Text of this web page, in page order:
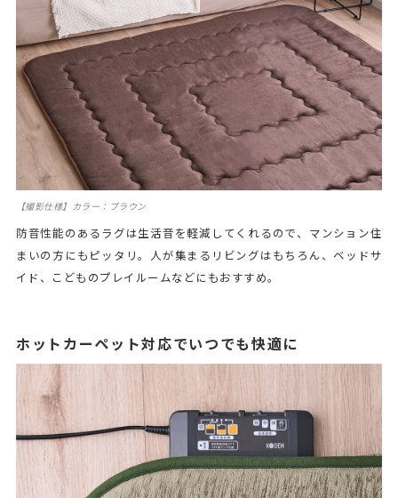
【撮影仕様】カラー：ブラウン
防音性能のあるラグは生活音を軽減してくれるので、マンション住
まいの方にもピッタリ。人が集まるリビングはもちろん、ベッドサ
イド、こどものプレイルームなどにもおすすめ。
ホットカーペット対応でいつでも快適に